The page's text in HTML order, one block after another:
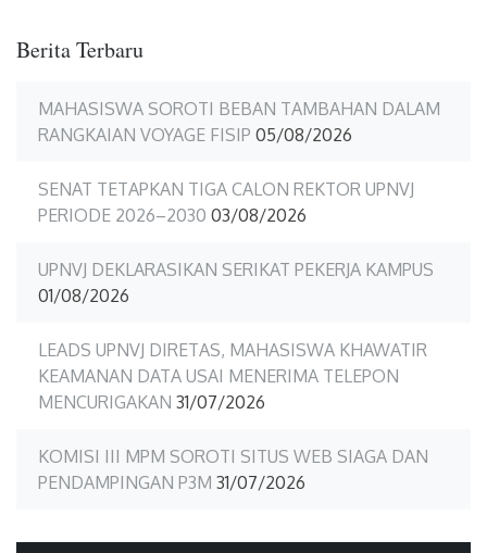
Berita Terbaru
MAHASISWA SOROTI BEBAN TAMBAHAN DALAM
RANGKAIAN VOYAGE FISIP 05/08/2026
SENAT TETAPKAN TIGA CALON REKTOR UPNVJ
PERIODE 2026–2030 03/08/2026
UPNVJ DEKLARASIKAN SERIKAT PEKERJA KAMPUS
01/08/2026
LEADS UPNVJ DIRETAS, MAHASISWA KHAWATIR
KEAMANAN DATA USAI MENERIMA TELEPON
MENCURIGAKAN 31/07/2026
KOMISI III MPM SOROTI SITUS WEB SIAGA DAN
PENDAMPINGAN P3M 31/07/2026